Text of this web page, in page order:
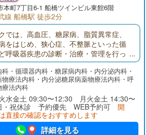
本町7丁目6-1 船橋ツインビル東館6階
線 船橋駅 徒歩2分
では、高血圧、糖尿病、脂質異常症、
をはじめ、狭心症、不整脈といった循
呼吸器疾患の診断・治療・管理を行っ
お一人おひとりの生活の質（QOL）向
提供していくことを目指しておりま
・循環器内科・糖尿病内科・内分泌内科・
療法内科・内分泌糖尿病薬物療法内科・呼
法内科
水金土 09:30〜12:30 月火金土 14:30〜
祝休診 予約優先 WEB予約可 開
直接の確認をおすすめします
詳細を見る